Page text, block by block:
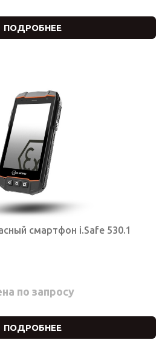
ПОДРОБНЕЕ
смартфон i.Safe 530.1
по запросу
ПОДРОБНЕЕ